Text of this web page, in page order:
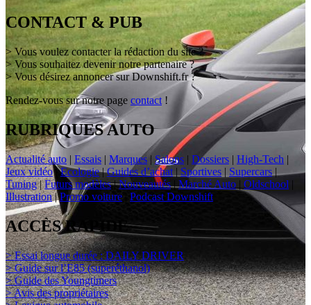
CONTACT & PUB
> Vous voulez contacter la rédaction du site ?
> Vous souhaitez devenir notre partenaire ?
> Vous désirez annoncer sur Downshift.fr ?
Rendez-vous sur notre page contact !
RUBRIQUES AUTO
Actualité auto | Essais | Marques |Salons | Dossiers | High-Tech |
Jeux vidéo|Ecologie|Guides d’achat | Sportives | Supercars |
Tuning|Futurs modèles|Nouveautés|Marché Auto | Oldschool |
Illustration|Promo voiture Podcast Downshift
ACCÈS RAPIDE
> Essai longue durée : DAILY DRIVER
> Guide sur l’E85 (superéthanol)
> Guide des Youngtimers
> Avis des propriétaires